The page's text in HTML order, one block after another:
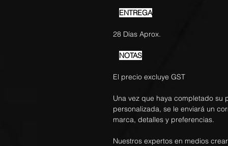
ENTREGA
28 Días Aprox.
NOTAS
El precio excluye GST
Una vez que haya completado su
personalizada, se le enviará un
marca, detalles y preferencias.
Nuestros expertos en medios